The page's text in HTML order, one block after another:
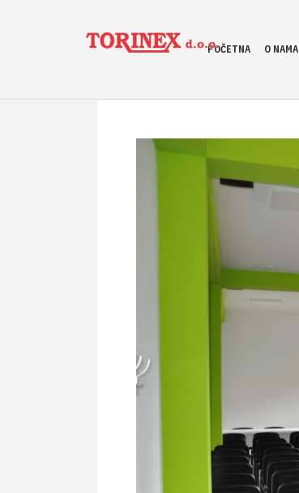
POČETNA O NAMA